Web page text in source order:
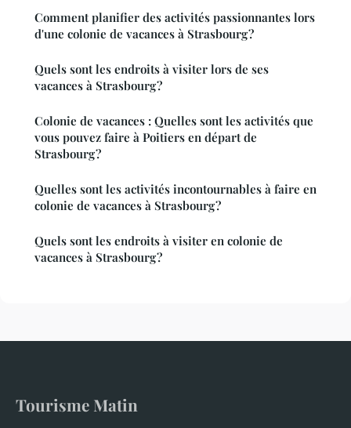
Comment planifier des activités passionnantes lors
d'une colonie de vacances à Strasbourg ?
Quels sont les endroits à visiter lors de ses
vacances à Strasbourg ?
Colonie de vacances : Quelles sont les activités que
vous pouvez faire à Poitiers en départ de
Strasbourg ?
Quelles sont les activités incontournables à faire en
colonie de vacances à Strasbourg ?
Quels sont les endroits à visiter en colonie de
vacances à Strasbourg ?
Tourisme Matin